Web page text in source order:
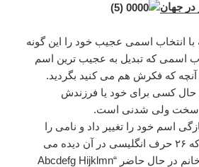
جهان
با انتخاب اسمی عجیب خود را این گونه
اسمی که تبدیل به عجیب ترین اسم
آنچه که فکرش هم می کنید بگردید.
حال کسی برای خود یا فرزندش
سخت ولی شدنی است.
اسم خود را تغییر داد و نامی را
برای خود انتخاب کرد که ۲۶ حرف انگلیسی در آن دیده می
شود. در اصل نام این خانم در حال حاضر “Abcdefg Hijklmn